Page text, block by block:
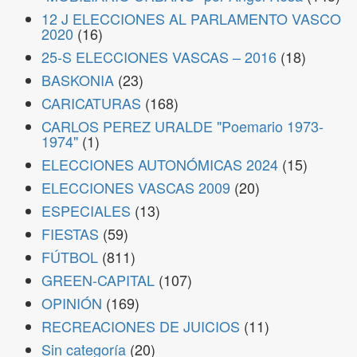
12 J ELECCIONES AL PARLAMENTO VASCO
2020 (16)
25-S ELECCIONES VASCAS – 2016 (18)
BASKONIA (23)
CARICATURAS (168)
CARLOS PEREZ URALDE "Poemario 1973-
1974" (1)
ELECCIONES AUTONÓMICAS 2024 (15)
ELECCIONES VASCAS 2009 (20)
ESPECIALES (13)
FIESTAS (59)
FÚTBOL (811)
GREEN-CAPITAL (107)
OPINIÓN (169)
RECREACIONES DE JUICIOS (11)
Sin categoría (20)